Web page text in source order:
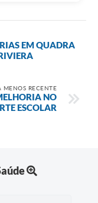
EM QUADRA
MENOS RECENTE
NO
ESCOLAR